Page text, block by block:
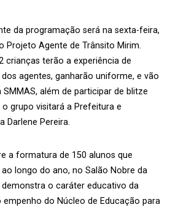
da programação será na sexta-feira,
Projeto Agente de Trânsito Mirim.
crianças terão a experiência de
agentes, ganharão uniforme, e vão
além de participar de blitze
o grupo visitará a Prefeitura e
Darlene Pereira.
a formatura de 150 alunos que
longo do ano, no Salão Nobre da
demonstra o caráter educativo da
do Núcleo de Educação para